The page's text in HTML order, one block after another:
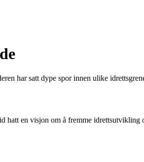
har satt dype spor innen ulike
en visjon om å fremme idrettsutvikling